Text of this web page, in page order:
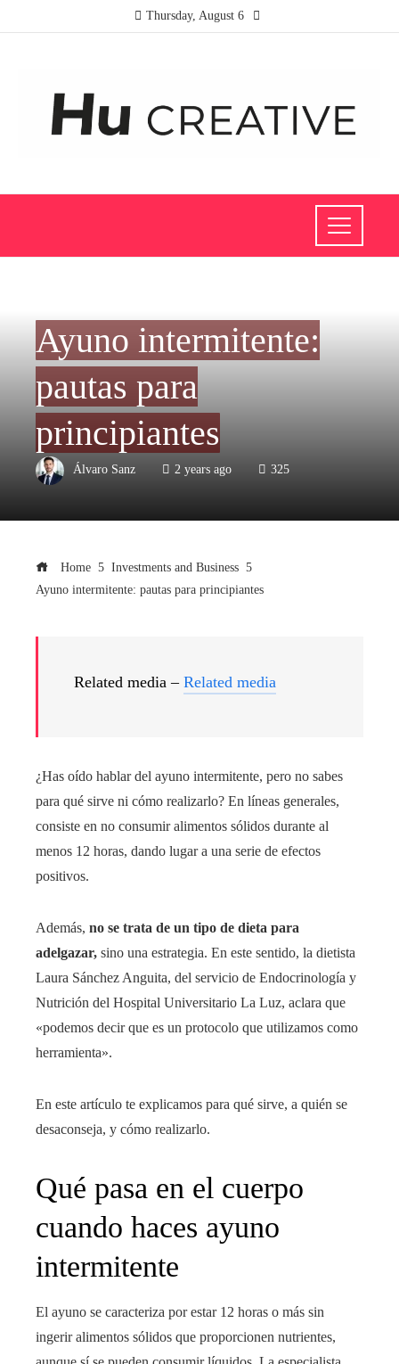
Thursday, August 6
Ayuno intermitente:
pautas para
principiantes
Álvaro Sanz 2 years ago 325
Home
Investments and Business
Ayuno intermitente: pautas para principiantes
Related media – Related media
¿Has oído hablar del ayuno intermitente, pero no sabes
para qué sirve ni cómo realizarlo? En líneas generales,
consiste en no consumir alimentos sólidos durante al
menos 12 horas, dando lugar a una serie de efectos
positivos.
Además, no se trata de un tipo de dieta para
adelgazar, sino una estrategia. En este sentido, la dietista
Laura Sánchez Anguita, del servicio de Endocrinología y
Nutrición del Hospital Universitario La Luz, aclara que
«podemos decir que es un protocolo que utilizamos como
herramienta».
En este artículo te explicamos para qué sirve, a quién se
desaconseja, y cómo realizarlo.
Qué pasa en el cuerpo
cuando haces ayuno
intermitente
El ayuno se caracteriza por estar 12 horas o más sin
ingerir alimentos sólidos que proporcionen nutrientes,